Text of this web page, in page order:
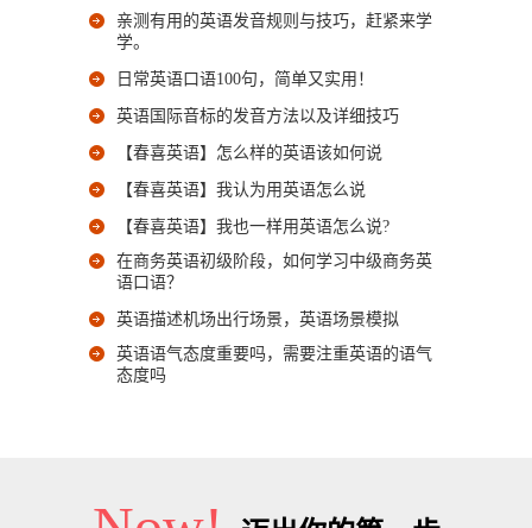
亲测有用的英语发音规则与技巧，赶紧来学
学。
日常英语口语100句，简单又实用！
英语国际音标的发音方法以及详细技巧
【春喜英语】怎么样的英语该如何说
【春喜英语】我认为用英语怎么说
【春喜英语】我也一样用英语怎么说?
在商务英语初级阶段，如何学习中级商务英
语口语？
英语描述机场出行场景，英语场景模拟
英语语气态度重要吗，需要注重英语的语气
态度吗